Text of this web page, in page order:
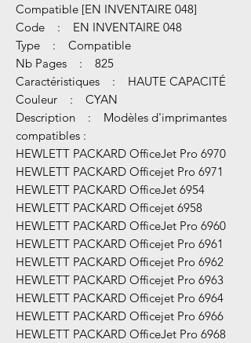
Compatible [EN INVENTAIRE 048]
Code : EN INVENTAIRE 048
Type : Compatible
Nb Pages : 825
Caractéristiques : HAUTE CAPACITÉ
Couleur : CYAN
Description : Modèles d'imprimantes
compatibles :
HEWLETT PACKARD OfficeJet Pro 6970
HEWLETT PACKARD Officejet Pro 6971
HEWLETT PACKARD OfficeJet 6954
HEWLETT PACKARD Officejet 6958
HEWLETT PACKARD OfficeJet Pro 6960
HEWLETT PACKARD Officejet Pro 6961
HEWLETT PACKARD Officejet Pro 6962
HEWLETT PACKARD Officejet Pro 6963
HEWLETT PACKARD Officejet Pro 6964
HEWLETT PACKARD Officejet Pro 6966
HEWLETT PACKARD OfficeJet Pro 6968